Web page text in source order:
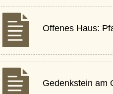
Offenes Haus:
Gedenkstein am